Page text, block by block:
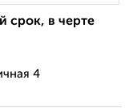
срок, в черте
4